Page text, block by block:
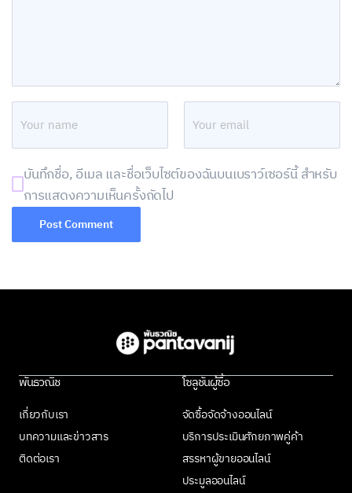
บันทึกชื่อ, อีเมล และชื่อเว็บไซต์ของฉันบนเบราว์เซอร์นี้ สำหรับ
การแสดงความเห็นครั้งถัดไป
พันธวณิช
เกี่ยวกับเรา
บทความและข่าวสาร
ติดต่อเรา
โซลูชันผู้ซื้อ
จัดซื้อจัดจ้างออนไลน์
บริการประเมินศักยภาพคู่ค้า
สรรหาผู้ขายออนไลน์
ประมูลออนไลน์